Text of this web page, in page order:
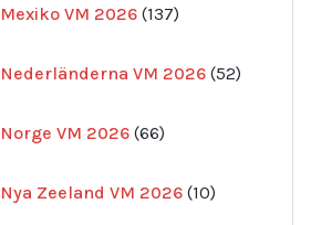
Mexiko VM 2026 137
produkter
Nederländerna VM 2026 52
Norge VM 2026 66
produkter
Nya Zeeland VM 2026 10
produkter